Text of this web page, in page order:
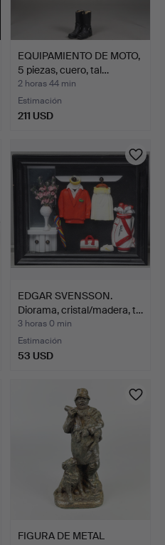
EQUIPAMIENTO DE MOTO,
5 piezas, cuero, tal…
2 horas 44 min
Estimación
211 USD
EDGAR SVENSSON.
Diorama, cristal/madera, t…
3 horas 0 min
Estimación
53 USD
FIGURA DE METAL